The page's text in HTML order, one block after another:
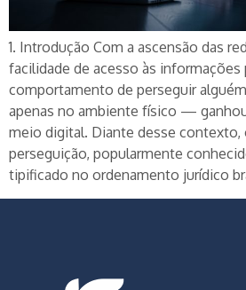
1. Introdução Com a ascensão das
facilidade de acesso às informações
comportamento de perseguir
apenas no ambiente físico —
meio digital. Diante desse contexto,
perseguição, popularmente
tipificado no ordenamento jurídico